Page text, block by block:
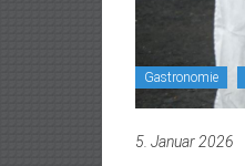
Gastronomie
5. Januar 2026